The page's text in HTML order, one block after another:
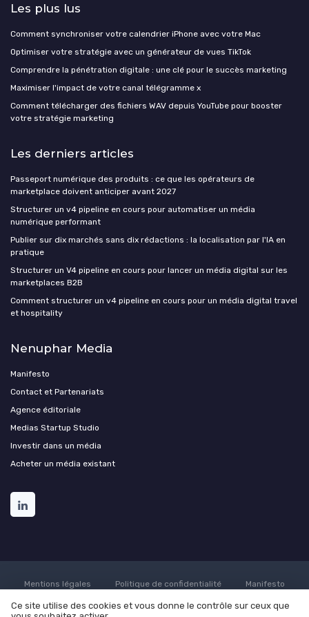
Les plus lus
Comment synchroniser votre calendrier iPhone avec votre Mac
Optimiser votre stratégie avec un générateur de vues TikTok
Comprendre la pénétration digitale : une clé pour le succès marketing
Maximiser l'impact de votre canal télégramme x
Comment télécharger des fichiers WAV depuis YouTube pour booster
votre stratégie marketing
Les derniers articles
Passeport numérique des produits : ce que les opérateurs de
marketplace doivent anticiper avant 2027
Structurer un v4 pipeline en cours pour automatiser un média
numérique performant
Publier sur dix marchés sans dix rédactions : la localisation par l'IA en
pratique
Structurer un V4 pipeline en cours pour lancer un média digital sur les
marketplaces B2B
Comment structurer un v4 pipeline en cours pour un média digital travel
et hospitality
Nenuphar Media
Manifesto
Contact et Partenariats
Agence éditoriale
Medias Startup Studio
Investir dans un média
Acheter un média existant
Mentions légales Politique de confidentialité
Manifesto
vente
Participer au média ?
Programmer une démonstration
Ce site utilise des cookies et vous donne le contrôle sur ceux que